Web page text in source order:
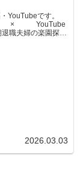
YouTubeです。
職夫婦の楽園探求
2026.03.03